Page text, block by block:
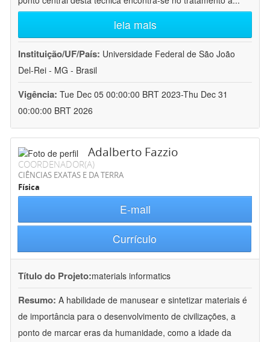
leia mais
Instituição/UF/País: Universidade Federal de São João
Del-Rei - MG - Brasil
Vigência: Tue Dec 05 00:00:00 BRT 2023-Thu Dec 31
00:00:00 BRT 2026
Adalberto Fazzio
COORDENADOR(A)
CIÊNCIAS EXATAS E DA TERRA
Física
E-mail
Currículo
Título do Projeto:materials informatics
Resumo: A habilidade de manusear e sintetizar materiais é
de importância para o desenvolvimento de civilizações, a
ponto de marcar eras da humanidade, como a idade da